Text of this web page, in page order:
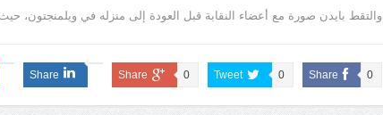
والتقط بايدن صورة مع أعضاء النقابة قبل العودة إلى منزله في ويلمنجتون،
Share 0
Tweet 0
Share 0
Share